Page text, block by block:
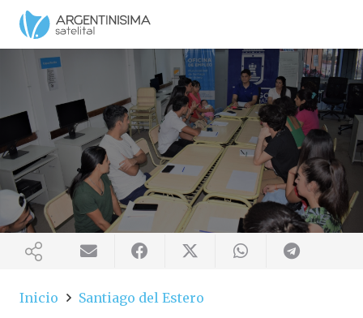
Inicio Santiago del Estero